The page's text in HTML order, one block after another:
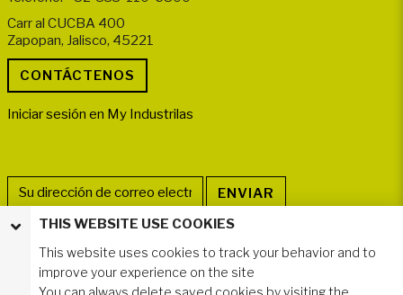
Carr al CUCBA 400
Zapopan, Jalisco, 45221
Iniciar sesión en My Industrilas
SÍGANOS
THIS WEBSITE USE COOKIES
This website uses cookies to track your behavior and to
improve your experience on the site